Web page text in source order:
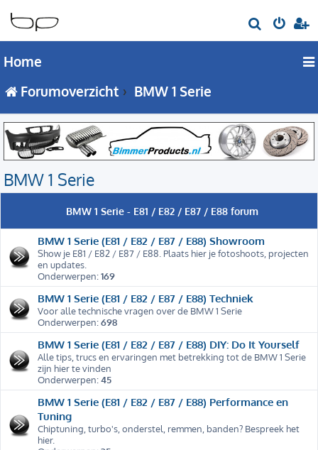
o
Home
Forumoverzicht
BMW 1 Serie
BMW 1 Serie
BMW 1 Serie - E81 / E82 / E87 / E88 forum
BMW 1 Serie (E81 / E82 / E87 / E88) Showroom
Show je E81 / E82 / E87 / E88. Plaats hier je fotoshoots, projecten
en updates.
Onderwerpen:169
BMW 1 Serie (E81 / E82 / E87 / E88) Techniek
Voor alle technische vragen over de BMW 1 Serie
Onderwerpen:698
BMW 1 Serie (E81 / E82 / E87 / E88) DIY: Do It Yourself
Alle tips, trucs en ervaringen met betrekking tot de BMW 1 Serie
zijn hier te vinden
Onderwerpen:45
BMW 1 Serie (E81 / E82 / E87 / E88) Performance en
Tuning
Chiptuning, turbo's, onderstel, remmen, banden? Bespreek het
hier.